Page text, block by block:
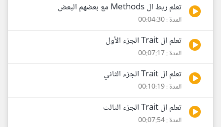
تعلم ربط ال Methods مع بعضهم البعض
المدة : 00:04:30
تعلم ال Trait الجزء الأول
المدة : 00:07:17
تعلم ال Trait الجزء الثاني
المدة : 00:10:19
تعلم ال Trait الجزء الثالث
المدة : 00:07:54